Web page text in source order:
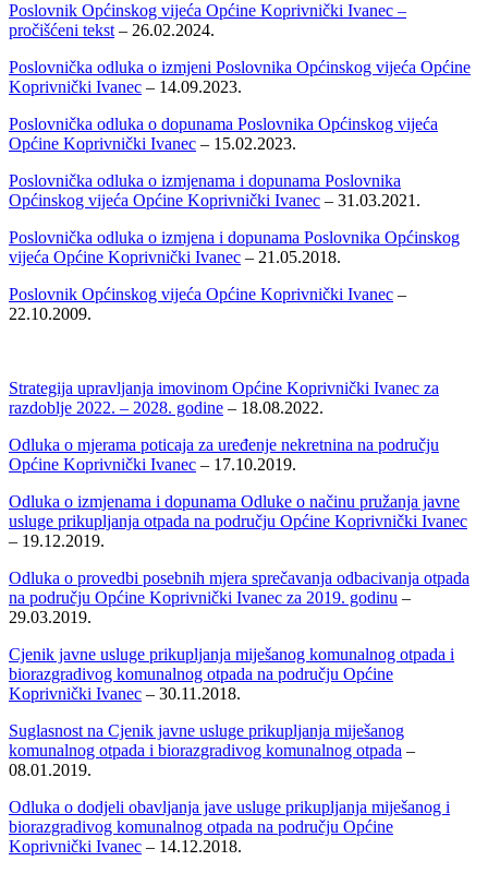
Poslovnik Općinskog vijeća Općine Koprivnički Ivanec –
pročišćeni tekst – 26.02.2024.
Poslovnička odluka o izmjeni Poslovnika Općinskog vijeća Općine
Koprivnički Ivanec – 14.09.2023.
Poslovnička odluka o dopunama Poslovnika Općinskog vijeća
Općine Koprivnički Ivanec – 15.02.2023.
Poslovnička odluka o izmjenama i dopunama Poslovnika
Općinskog vijeća Općine Koprivnički Ivanec – 31.03.2021.
Poslovnička odluka o izmjena i dopunama Poslovnika Općinskog
vijeća Općine Koprivnički Ivanec – 21.05.2018.
Poslovnik Općinskog vijeća Općine Koprivnički Ivanec –
22.10.2009.
Strategija upravljanja imovinom Općine Koprivnički Ivanec za
razdoblje 2022. – 2028. godine – 18.08.2022.
Odluka o mjerama poticaja za uređenje nekretnina na području
Općine Koprivnički Ivanec – 17.10.2019.
Odluka o izmjenama i dopunama Odluke o načinu pružanja javne
usluge prikupljanja otpada na području Općine Koprivnički Ivanec
– 19.12.2019.
Odluka o provedbi posebnih mjera sprečavanja odbacivanja otpada
na području Općine Koprivnički Ivanec za 2019. godinu –
29.03.2019.
Cjenik javne usluge prikupljanja miješanog komunalnog otpada i
biorazgradivog komunalnog otpada na području Općine
Koprivnički Ivanec – 30.11.2018.
Suglasnost na Cjenik javne usluge prikupljanja miješanog
komunalnog otpada i biorazgradivog komunalnog otpada –
08.01.2019.
Odluka o dodjeli obavljanja jave usluge prikupljanja miješanog i
biorazgradivog komunalnog otpada na području Općine
Koprivnički Ivanec – 14.12.2018.